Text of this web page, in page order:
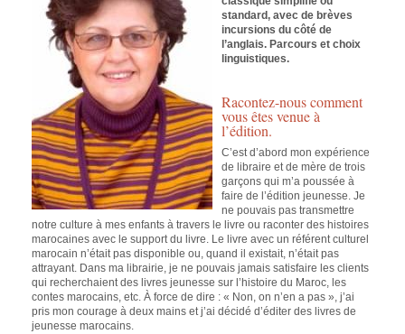
standard, avec de brèves
incursions du côté de
l’anglais. Parcours et choix
linguistiques.
Racontez-nous comment
vous êtes venue à
l’édition.
C’est d’abord mon expérience
de libraire et de mère de trois
garçons qui m’a poussée à
faire de l’édition jeunesse. Je
ne pouvais pas transmettre
notre culture à mes enfants à travers le livre ou raconter des histoires
marocaines avec le support du livre. Le livre avec un référent culturel
marocain n’était pas disponible ou, quand il existait, n’était pas
attrayant. Dans ma librairie, je ne pouvais jamais satisfaire les clients
qui recherchaient des livres jeunesse sur l’histoire du Maroc, les
contes marocains, etc. À force de dire : « Non, on n’en a pas », j’ai
pris mon courage à deux mains et j’ai décidé d’éditer des livres de
jeunesse marocains.